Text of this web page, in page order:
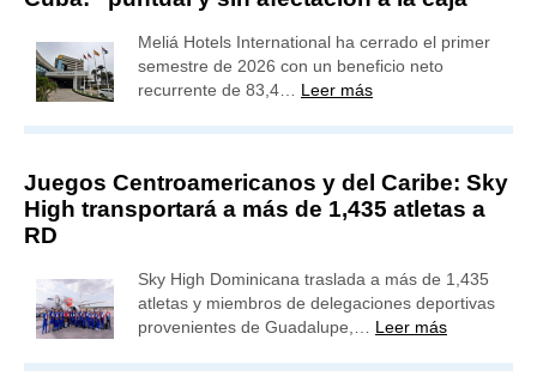
Meliá Hotels International ha cerrado el primer
semestre de 2026 con un beneficio neto
recurrente de 83,4… Leer más
Juegos Centroamericanos y del Caribe: Sky
High transportará a más de 1,435 atletas a
RD
Sky High Dominicana traslada a más de 1,435
atletas y miembros de delegaciones deportivas
provenientes de Guadalupe,… Leer más